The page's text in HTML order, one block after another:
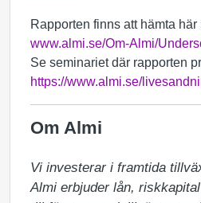
Rapporten finns att hämta här
www.almi.se/Om-Almi/
Se seminariet där rapporten
https://www.almi.se/
Om Almi
Vi investerar i framtida
Almi erbjuder lån,